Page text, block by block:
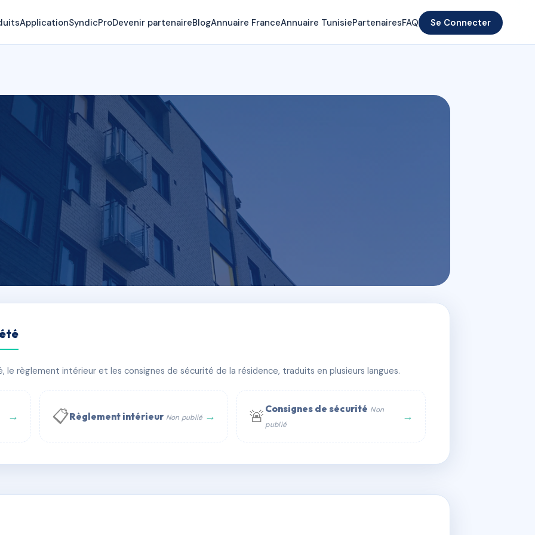
ApplicationSyndicProDevenir partenaireBlogAnnuaire FranceAnnuaire TunisiePartenairesFAQ Se Connecter
WhatsApp
règlement intérieur et les consignes de sécurité de la résidence, traduits en plusieurs langues.
→ 📋Règlement intérieur Non publié → 🚨 Consignes de sécurité Non
publié
→
AE6253439 🇫🇷